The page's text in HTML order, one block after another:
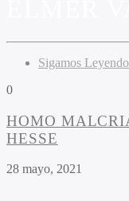
Sigamos
0
HOMO
HESSE
28 mayo, 2021